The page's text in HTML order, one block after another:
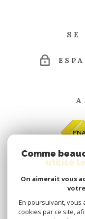
SE
Comme
utilise
On aimerait vous
En poursuivant, vous
cookies par ce site,